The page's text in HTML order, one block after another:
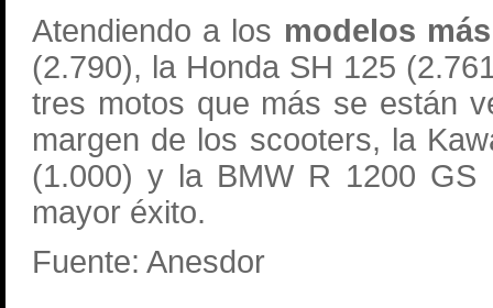
Atendiendo a los modelos
(2.790), la Honda SH 125
tres motos que más se están
margen de los scooters, la
(1.000) y la BMW R 1200
mayor éxito.
Fuente: Anesdor